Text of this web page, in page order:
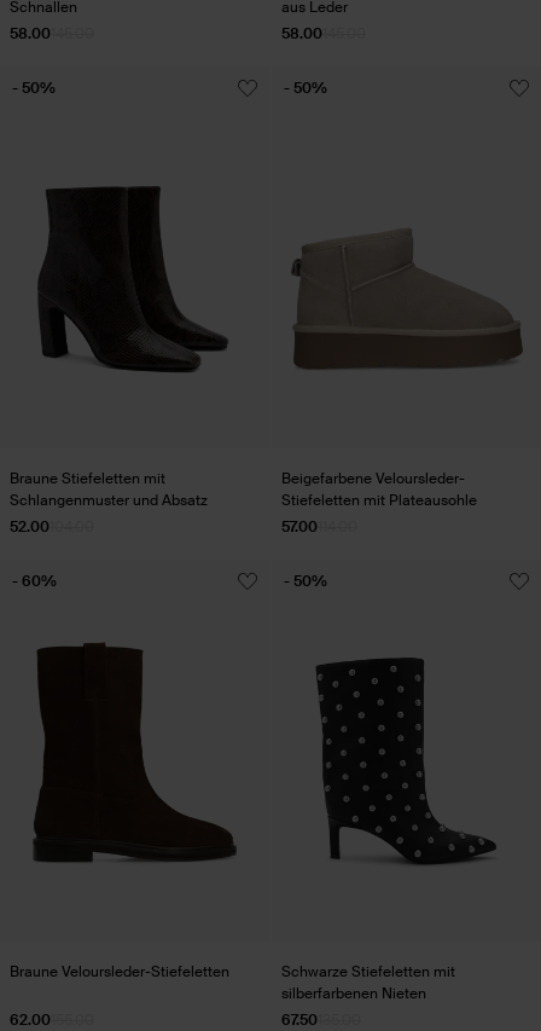
Schnallen
58.00
aus Leder
58.00
Braune Stiefeletten mit
Schlangenmuster und Absatz
52.00
- 50%
Beigefarbene Veloursleder-
Stiefeletten mit Plateausohle
57.00
- 50%
Braune Veloursleder-Stiefeletten
62.00
- 60%
Schwarze Stiefeletten mit
silberfarbenen Nieten
67.50
- 50%